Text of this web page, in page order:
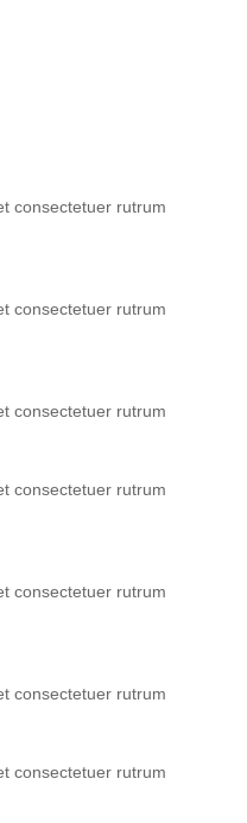
consectetuer rutrum
consectetuer rutrum
consectetuer rutrum
consectetuer rutrum
consectetuer rutrum
consectetuer rutrum
consectetuer rutrum